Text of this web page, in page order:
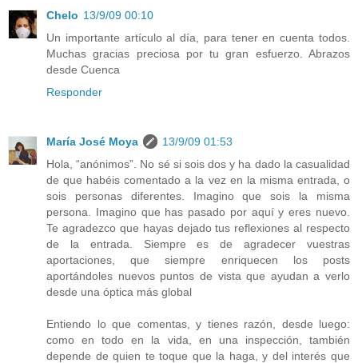
Chelo 13/9/09 00:10
Un importante artículo al día, para tener en cuenta todos.
Muchas gracias preciosa por tu gran esfuerzo. Abrazos
desde Cuenca
Responder
María José Moya
13/9/09 01:53
Hola, “anónimos”. No sé si sois dos y ha dado la casualidad
de que habéis comentado a la vez en la misma entrada, o
sois personas diferentes. Imagino que sois la misma
persona. Imagino que has pasado por aquí y eres nuevo.
Te agradezco que hayas dejado tus reflexiones al respecto
de la entrada. Siempre es de agradecer vuestras
aportaciones, que siempre enriquecen los posts
aportándoles nuevos puntos de vista que ayudan a verlo
desde una óptica más global
Entiendo lo que comentas, y tienes razón, desde luego:
como en todo en la vida, en una inspección, también
depende de quien te toque que la haga, y del interés que